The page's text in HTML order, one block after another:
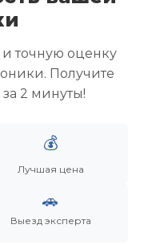
точную оценку
Получите
2 минуты!
💰
Лучшая цена
🚗
Выезд эксперта